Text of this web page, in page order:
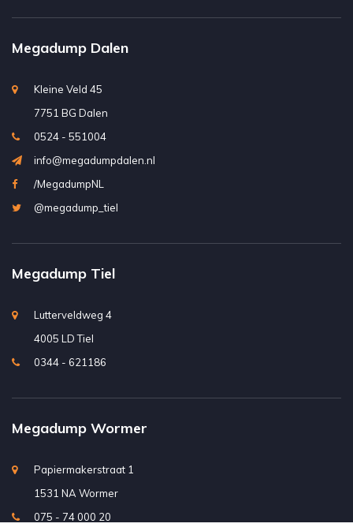
Megadump Dalen
Kleine Veld 45
7751 BG Dalen
0524 - 551004
info@megadumpdalen.nl
/MegadumpNL
@megadump_tiel
Megadump Tiel
Lutterveldweg 4
4005 LD Tiel
0344 - 621186
Megadump Wormer
Papiermakerstraat 1
1531 NA Wormer
075 - 74 000 20